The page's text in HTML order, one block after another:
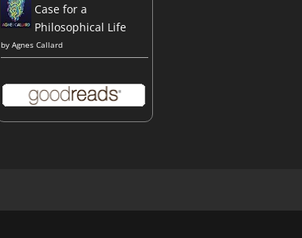
Case for a
Philosophical Life
by Agnes Callard